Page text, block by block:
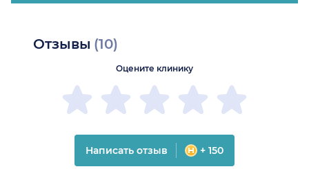
Отзывы (10)
Оцените клинику
Написать отзыв + 150